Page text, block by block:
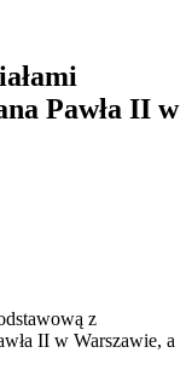
Pawła II w
z
II w Warszawie, a